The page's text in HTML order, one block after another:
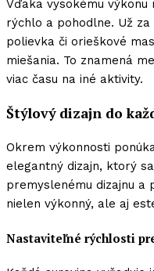
Vďaka vysokému
rýchlo a pohodlne. Už
polievka či orieškové
miešania. To znamená
viac času na iné aktivity.
Štýlový dizajn do
Okrem výkonnosti
elegantný dizajn, ktorý
premyslenému dizajnu
nielen výkonný, ale aj
Nastaviteľné rýchlosti